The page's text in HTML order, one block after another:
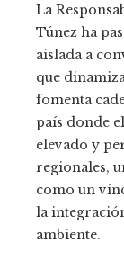
La
Túnez ha
aislada a
que
fomenta
país donde
elevado y
regionales,
como un
la
ambiente.